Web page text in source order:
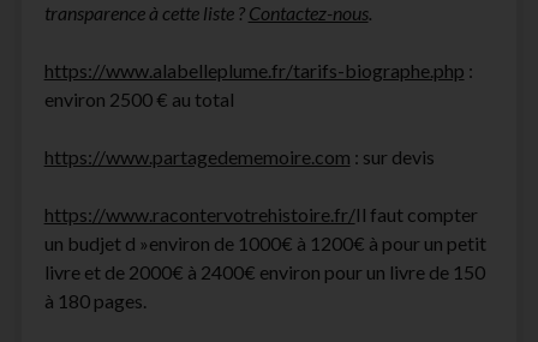
transparence à cette liste ? Contactez-nous.
https://www.alabelleplume.fr/tarifs-biographe.php :
environ 2500 € au total
https://www.partagedememoire.com : sur devis
https://www.racontervotrehistoire.fr/Il faut compter
un budjet d »environ de 1000€ à 1200€ à pour un petit
livre et de 2000€ à 2400€ environ pour un livre de 150
à 180 pages.